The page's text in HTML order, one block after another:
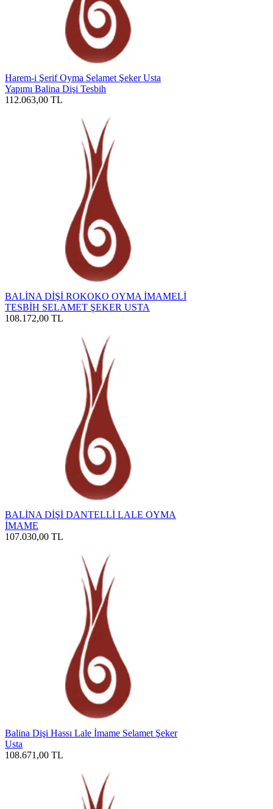
Harem-i Şerif Oyma Selamet Şeker Usta
Yapımı Balina Dişi Tesbih
112.063,00 TL
BALİNA DİŞİ ROKOKO OYMA İMAMELİ
TESBİH SELAMET ŞEKER USTA
108.172,00 TL
BALİNA DİŞİ DANTELLİ LALE OYMA
İMAME
107.030,00 TL
Balina Dişi Hassı Lale İmame Selamet Şeker
Usta
108.671,00 TL